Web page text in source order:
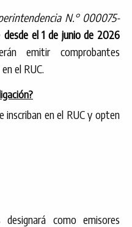
N.° 000075-
desde el 1 de junio de 2026
emitir comprobantes
el RUC.
inscriban en el RUC y opten
como emisores